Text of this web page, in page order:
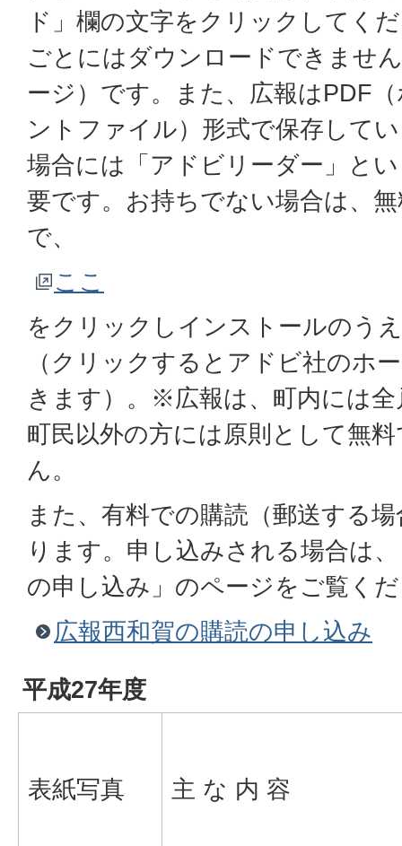
ド」欄の文字をクリックしてく
ごとにはダウンロードできませ
ージ）です。また、広報はPDF
ントファイル）形式で保存して
場合には「アドビリーダー」と
要です。お持ちでない場合は、
で、
ここ
をクリックしインストールのう
（クリックするとアドビ社のホ
きます）。※広報は、町内には
町民以外の方には原則として無
ん。
また、有料での購読（郵送する
ります。申し込みされる場合は
の申し込み」のページをご覧く
広報西和賀の購読の申し込み
平成27年度
表紙写真 主 な 内 容